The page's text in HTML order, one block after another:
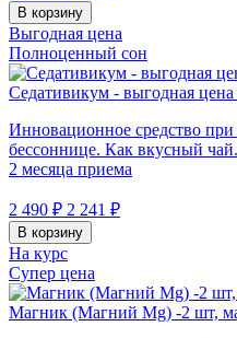
В корзину
Выгодная цена
Полноценный сон
Седативикум - выгодная
Инновационное средство
бессоннице. Как вкусный
2 месяца приема
2 490 ₽ 2 241 ₽
В корзину
На курс
Супер цена
Магник (Магний Mg) -2 шт,